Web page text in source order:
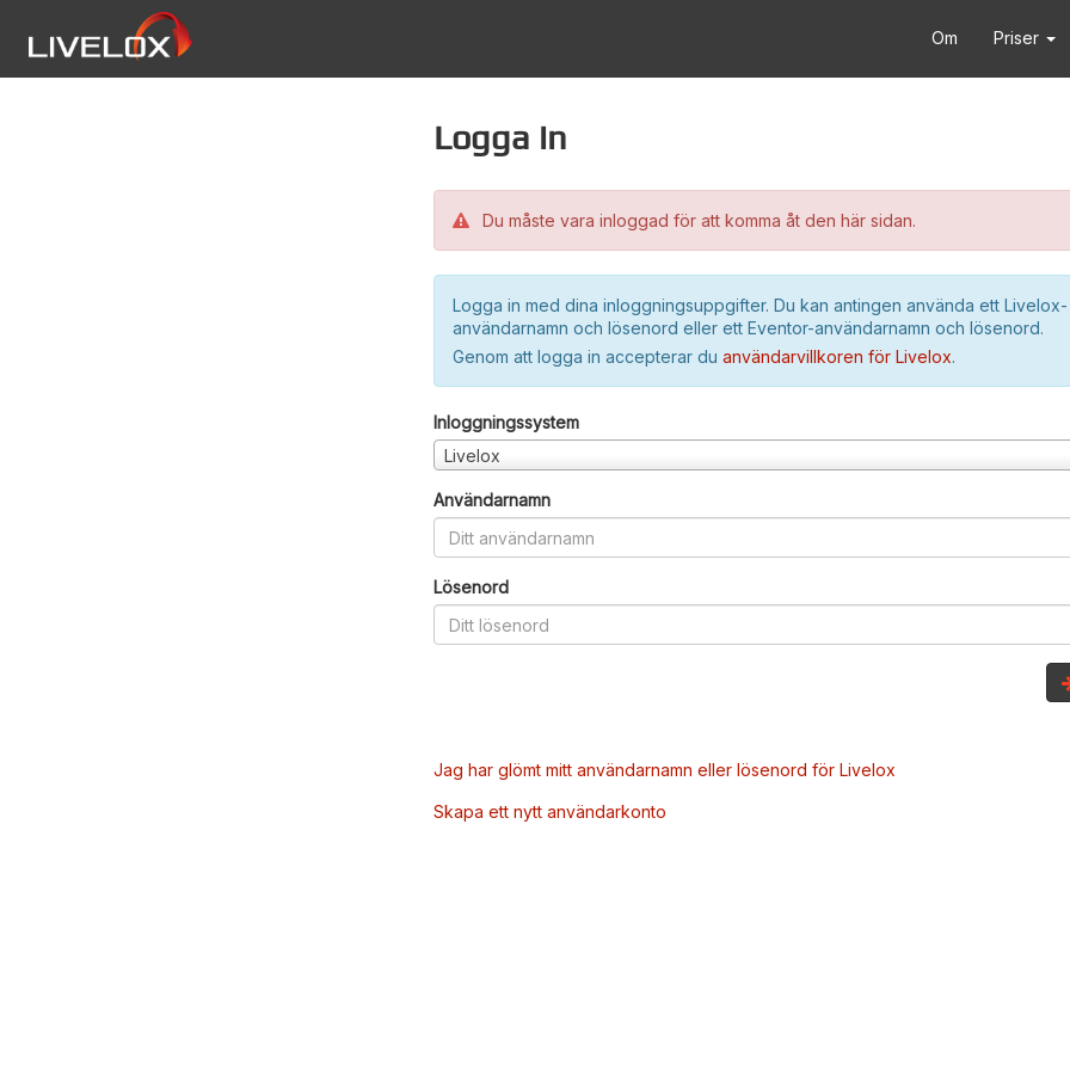
Om Priser
Logga in
Du måste vara inloggad för att komma åt den här sidan.
Logga in med dina inloggningsuppgifter. Du kan antingen använda ett Livelox-
användarnamn och lösenord eller ett Eventor-användarnamn och lösenord.
Genom att logga in accepterar du användarvillkoren för Livelox.
Inloggningssystem
Livelox
Användarnamn
Lösenord
Jag har glömt mitt användarnamn eller lösenord för Livelox
Skapa ett nytt användarkonto